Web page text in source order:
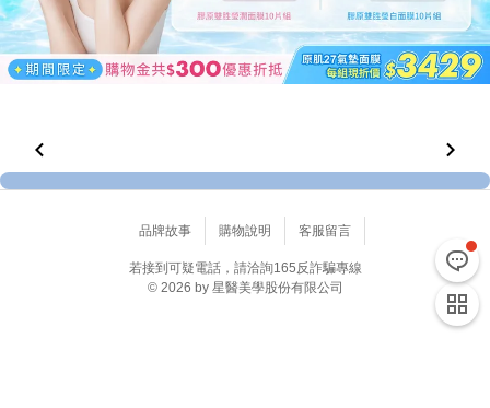
品牌故事 購物說明 客服留言
若接到可疑電話，請洽詢165反詐騙專線
© 2026 by 星醫美學股份有限公司